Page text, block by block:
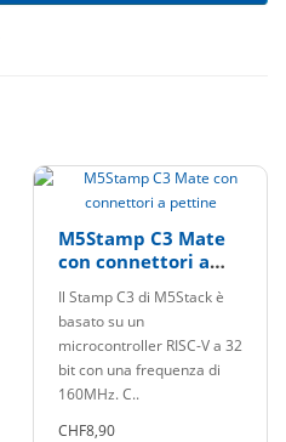
M5Stamp C3 Mate
con connettori a
Il Stamp C3 di M5Stack è
basato su un
microcontroller RISC-V a 32
bit con una frequenza di
160MHz. C..
CHF8,90